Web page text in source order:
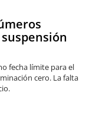
fecha límite para el
cero. La falta